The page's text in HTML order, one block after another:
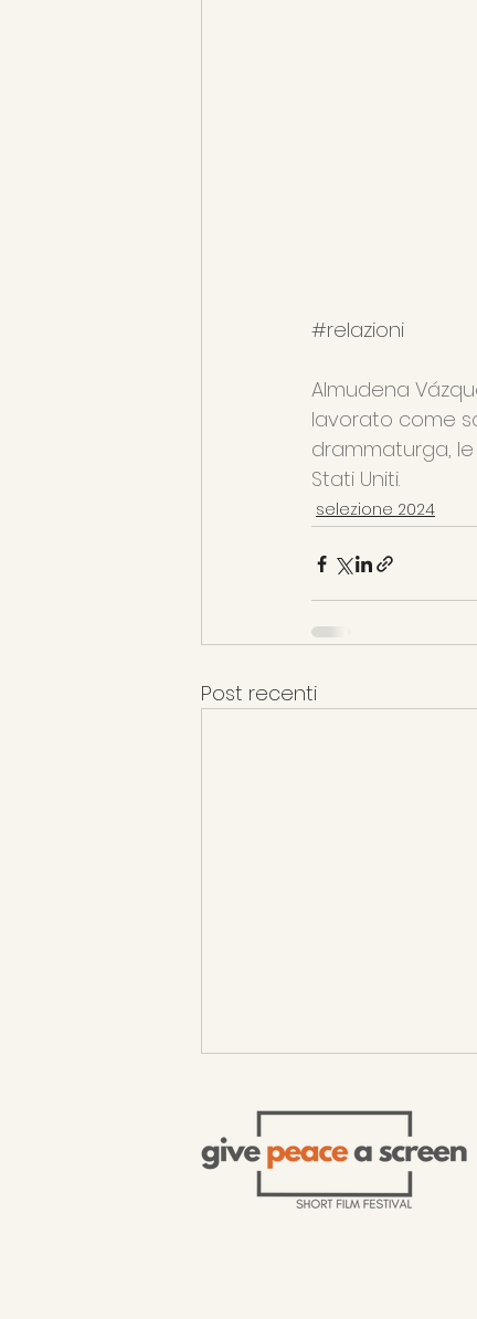
#relazioni
Almudena
lavorato come
drammaturga,
Stati Uniti.
selezione 2024
Post recenti